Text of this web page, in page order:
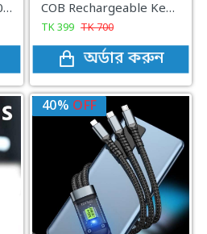
4 in 1 Fast Charging 20000mAh Portable Digital Power Bank COB Rechargeable Keychain Light
TK399 TK700
অর্ডার করুন
40% OFF